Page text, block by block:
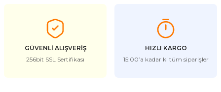
GÜVENLİ ALIŞVERİŞ
256bit SSL Sertifikası
HIZLI KARGO
15:00’a kadar ki tüm siparişler